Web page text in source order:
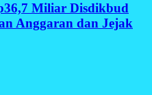
Miliar Disdikbud
Anggaran dan Jejak